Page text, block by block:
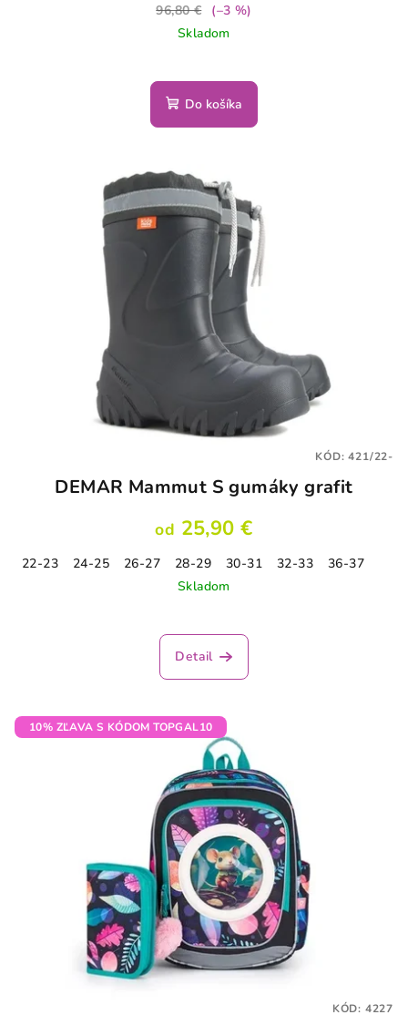
96,80 €
(–3 %)
Skladom
Do košíka
DEMAR Mammut S gumáky grafit
od 25,90 €
22-23 24-25 26-27 28-29 30-31 32-33
36-37
Skladom
hodnotenie
produktu
5
hviezdičiek.
Detail
KÓD:421/22-
10% ZĽAVA S KÓDOM TOPGAL10
KÓD: 4227